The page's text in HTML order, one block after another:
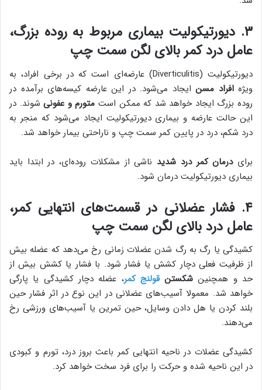
۳. دیورتیکولیت بیماری مربوط به روده بزرگ،
عامل درد کمر بالای لگن سمت چپ
دیورتیکولیت (Diverticulitis) عارضه‌ای است که در برخی افراد، به
ویژهافراد مسن ایجاد می‌شود. در این عارضه کیسه‌های برآمده در
روده بزرگ ایجاد خواهد شد که ممکن است متورم و عفونیشوند. در
این حالت عارضه و بیماری دیورتیکولیت ایجاد می‌شود که منجر به
درد شکم، درد در پایین کمر سمت چپ و ناراحتی بیمار خواهد شد.
برایدرمان کمر درد شدید
ناشی از مشکلات روده‎‌ای، در ابتدا باید
بیماری دیورتیکولیت درمان شود.
۴. فشار عضلانی در قسمت‌های انتهایی کمر،
عامل درد بالای لگن سمت چپ
کشیدگی یا رگ به رگ شدن عضلات زمانی رخ می‌دهد که عضله بیش
از ظرفیت فعلی دچار کشش یا فشار شود. با فشار یا کشش بیش از
حد و همچنین شکستنقولنج کمر، عضله دچار کشیدگی یا پارگی
خواهد شد. معمولا آسیب‌های عضلانی در این نوع در اثر فشار حین
بلند کردن یا هل دادن وسایل، حین تمرین یا آسیب‌های ورزشی رخ
می‌دهند.
کشیدگی عضلات در ناحیه انتهایی کمر باعث بروز درد، تورم و کبودی
در این ناحیه شده و حرکت را برای فرد سخت خواهد کرد.